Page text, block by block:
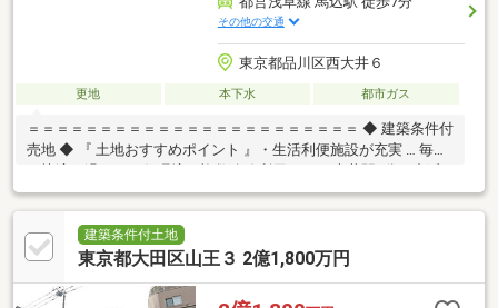
その他の交通
東京都品川区西大井６
更地 本下水 都市ガス
＝＝＝＝＝＝＝＝＝＝＝＝＝＝＝＝＝＝＝＝＝＝＝ ◆ 建築条件付
売地 ◆ 『 土地おすすめポイント 』・生活利便施設が充実 … 毎日
駅10分・3LDKプラン対応 … ゆとりある住まいが実現可能・仕
様・間取り相談可 … ライフスタイルに合わせた設計対応『 ロケー
ション 』・都営浅草線、埼京線、湘南新宿ライン利用可 … 通勤・
通学もスムーズ- 都心へ軽快アクセス … 暮らしの幅が広がる立地
可能＝＝＝＝＝＝＝＝＝＝＝＝＝＝＝＝＝＝＝＝＝＝＝
建築条件付土地
東京都大田区山王３ 2億1,800万円